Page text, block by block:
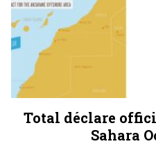
Total déclare
Sahara